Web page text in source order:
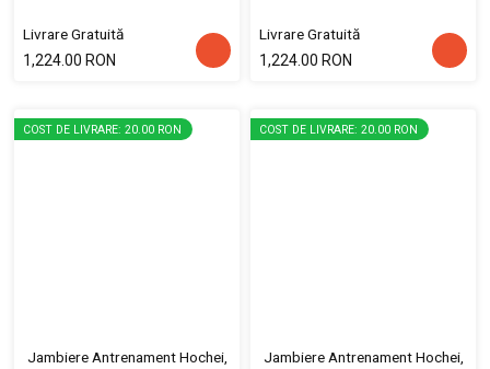
Livrare Gratuită
1,224.00 RON
Livrare Gratuită
1,224.00 RON
COST DE LIVRARE: 20.00 RON
Jambiere Antrenament Hochei,
COST DE LIVRARE: 20.00 RON
Jambiere Antrenament Hochei,